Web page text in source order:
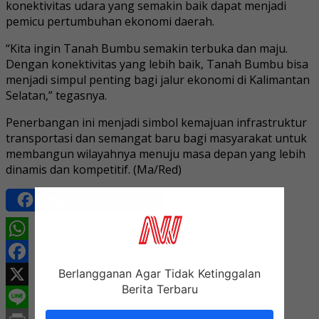
konektivitas udara yang semakin baik dapat menjadi
pemicu pertumbuhan ekonomi daerah.
“Kita ingin Tanah Bumbu semakin terbuka dan maju.
Dengan konektivitas yang lebih baik, Tanah Bumbu bisa
menjadi simpul penting bagi jalur ekonomi di Kalimantan
Selatan,” tegasnya.
Penerbangan ini menjadi simbol kemajuan infrastruktur
transportasi dan semangat baru bagi masyarakat untuk
membangun wilayahnya menuju masa depan yang lebih
dinamis dan kompetitif. (Ma/Red)
WhatsApp
Facebook
X
Berlangganan Agar Tidak Ketinggalan
Berita Terbaru